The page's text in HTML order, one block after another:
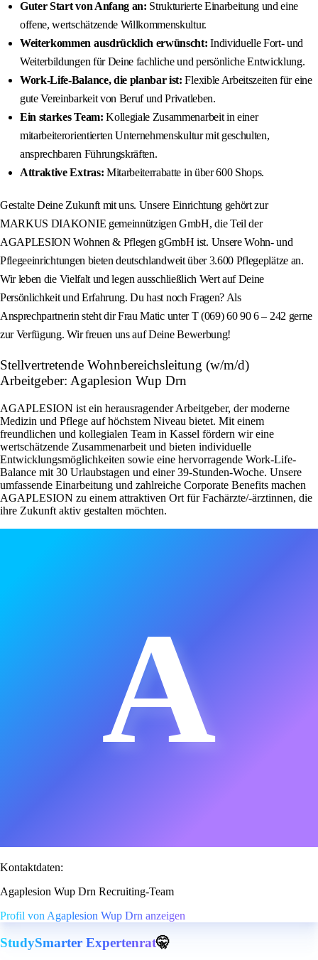
Guter Start von Anfang an: Strukturierte Einarbeitung und eine
offene, wertschätzende Willkommenskultur.
Weiterkommen ausdrücklich erwünscht: Individuelle Fort- und
Weiterbildungen für Deine fachliche und persönliche Entwicklung.
Work-Life-Balance, die planbar ist: Flexible Arbeitszeiten für eine
gute Vereinbarkeit von Beruf und Privatleben.
Ein starkes Team: Kollegiale Zusammenarbeit in einer
mitarbeiterorientierten Unternehmenskultur mit geschulten,
ansprechbaren Führungskräften.
Attraktive Extras: Mitarbeiterrabatte in über 600 Shops.
Gestalte Deine Zukunft mit uns. Unsere Einrichtung gehört zur
MARKUS DIAKONIE gemeinnützigen GmbH, die Teil der
AGAPLESION Wohnen & Pflegen gGmbH ist. Unsere Wohn- und
Pflegeeinrichtungen bieten deutschlandweit über 3.600 Pflegeplätze an.
Wir leben die Vielfalt und legen ausschließlich Wert auf Deine
Persönlichkeit und Erfahrung. Du hast noch Fragen? Als
Ansprechpartnerin steht dir Frau Matic unter T (069) 60 90 6 – 242 gerne
zur Verfügung. Wir freuen uns auf Deine Bewerbung!
Stellvertretende Wohnbereichsleitung (w/m/d)
Arbeitgeber: Agaplesion Wup Drn
AGAPLESION ist ein herausragender Arbeitgeber, der moderne
Medizin und Pflege auf höchstem Niveau bietet. Mit einem
freundlichen und kollegialen Team in Kassel fördern wir eine
wertschätzende Zusammenarbeit und bieten individuelle
Entwicklungsmöglichkeiten sowie eine hervorragende Work-Life-
Balance mit 30 Urlaubstagen und einer 39-Stunden-Woche. Unsere
umfassende Einarbeitung und zahlreiche Corporate Benefits machen
AGAPLESION zu einem attraktiven Ort für Fachärzte/-ärztinnen, die
ihre Zukunft aktiv gestalten möchten.
A
Kontaktdaten:
Agaplesion Wup Drn Recruiting-Team
Profil von Agaplesion Wup Drn anzeigen
StudySmarter Expertenrat🤫